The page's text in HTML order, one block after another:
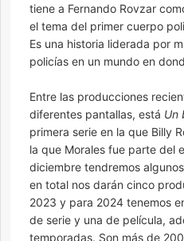
tiene a Fernando Rovzar
el tema del primer cuerpo
Es una historia liderada por
policías en un mundo en
Entre las producciones
diferentes pantallas, está Un
primera serie en la que Billy
la que Morales fue parte del
diciembre tendremos
en total nos darán cinco
2023 y para 2024 tenemos
de serie y una de película,
temporadas. Son más de